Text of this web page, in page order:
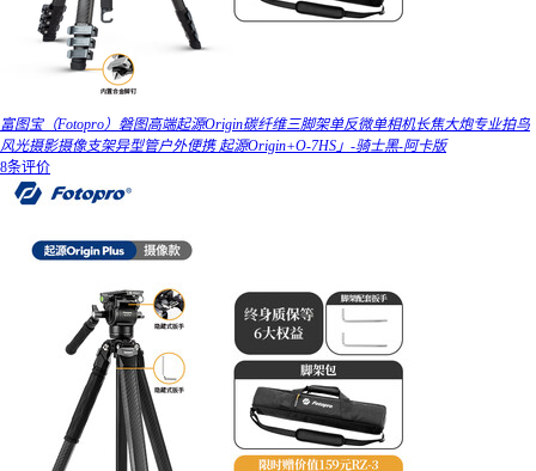
富图宝（Fotopro）磐图高端起源Origin碳纤维三脚架单反微单相机长焦大炮专业拍鸟
风光摄影摄像支架异型管户外便携 起源Origin+O-7HS」-骑士黑-阿卡版
8条评价